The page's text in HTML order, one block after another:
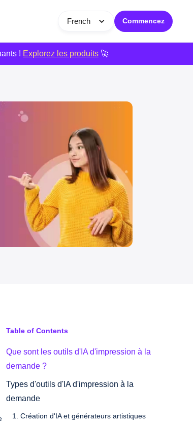
French Commencez
! Explorez les produits 🚀
Table of Contents
Que sont les outils d'IA d'impression à la
demande ?
Types d'outils d'IA d'impression à la
demande
1. Création d'IA et générateurs artistiques